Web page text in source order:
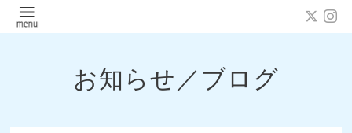
お知らせ／ブログ